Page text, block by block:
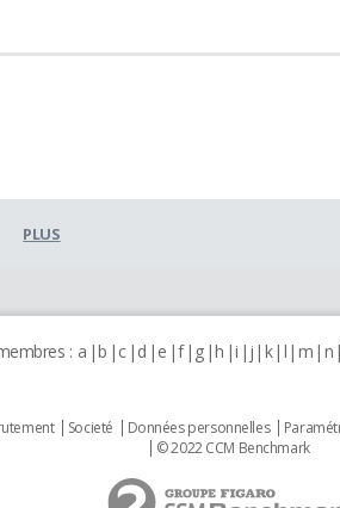
PLUS
: a b c d e f g h i j k l m n
Societé Données personnelles
© 2022 CCM Benchmark